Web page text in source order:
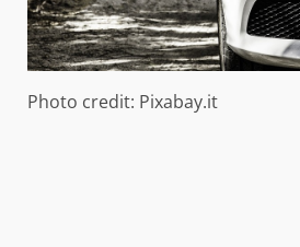
Photo credit: Pixabay.it